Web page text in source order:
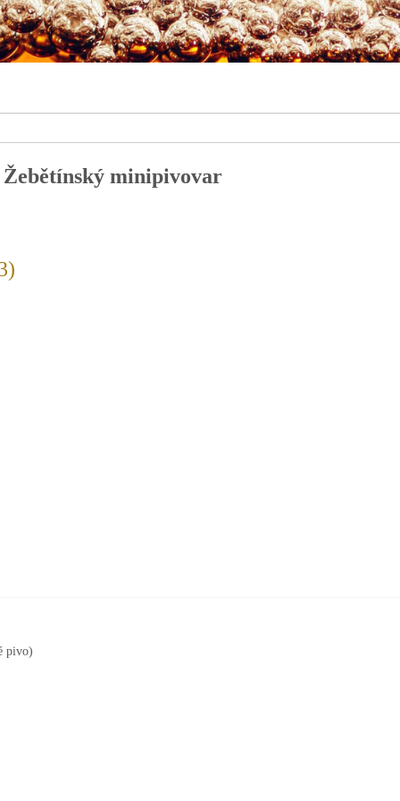
minipivovar
pivo)